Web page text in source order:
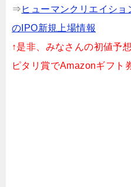
⇒ ヒューマンクリエイシ
のIPO新規上場情報
↑是非、みなさんの初値予
ピタリ賞でAmazonギフト